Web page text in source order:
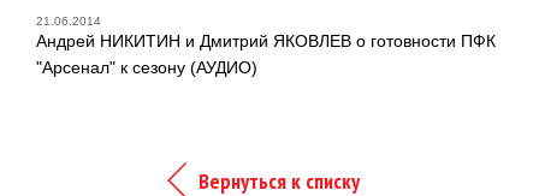
21.06.2014
Андрей НИКИТИН и Дмитрий ЯКОВЛЕВ о готовности ПФК
"Арсенал" к сезону (АУДИО)
Вернуться к списку